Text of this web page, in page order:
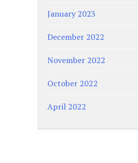
January 2023
December 2022
November 2022
October 2022
April 2022